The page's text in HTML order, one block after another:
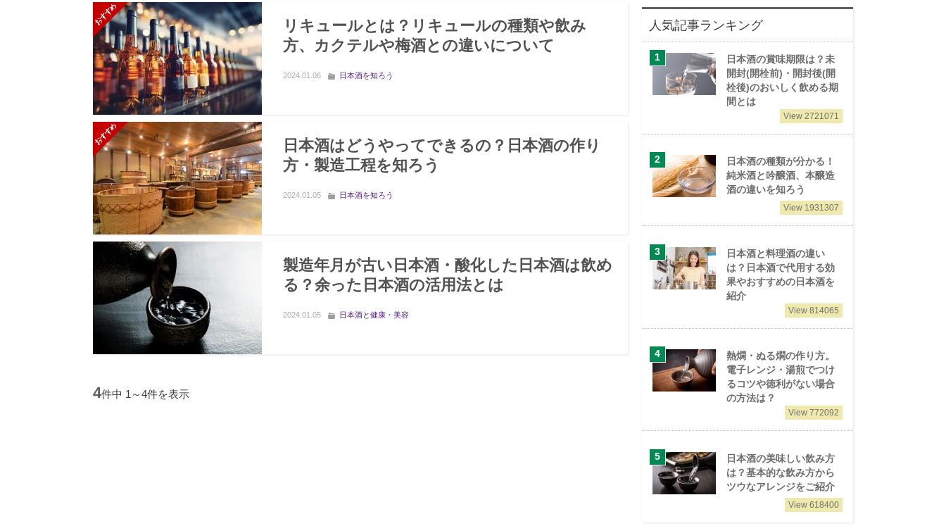
リキュールとは？リキュールの種類や飲み
方、カクテルや梅酒との違いについて
2024.01.06 日本酒を知ろう
日本酒はどうやってできるの？日本酒の作り
方・製造工程を知ろう
2024.01.05 日本酒を知ろう
製造年月が古い日本酒・酸化した日本酒は飲め
る？余った日本酒の活用法とは
2024.01.05 日本酒と健康・美容
4件中 1～4件を表示
人気記事ランキング
日本酒の賞味期限は？未
開封(開栓前)・開封後(開
栓後)のおいしく飲める期
間とは
View 2721071
日本酒の種類が分かる！
純米酒と吟醸酒、本醸造
酒の違いを知ろう
View 1931307
日本酒と料理酒の違い
は？日本酒で代用する効
果やおすすめの日本酒を
紹介
View 814065
熱燗・ぬる燗の作り方。
電子レンジ・湯煎でつけ
るコツや徳利がない場合
の方法は？
View 772092
日本酒の美味しい飲み方
は？基本的な飲み方から
ツウなアレンジをご紹介
View 618400